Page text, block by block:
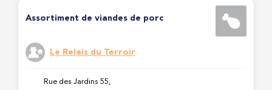
Assortiment de viandes de porc
Le Relais du Terroir
Rue des Jardins 55,